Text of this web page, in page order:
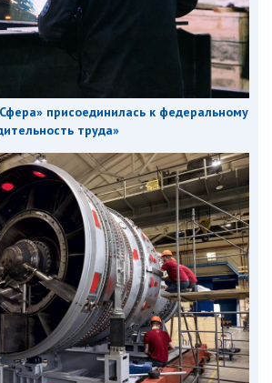
присоединилась к федеральному
труда»